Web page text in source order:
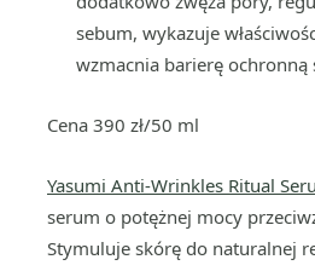
sebum, wykazuje
wzmacnia barierę ochronną
Cena 390 zł/50 ml
Yasumi Anti-Wrinkles Ritual
serum o potężnej mocy
Stymuluje skórę do naturalnej